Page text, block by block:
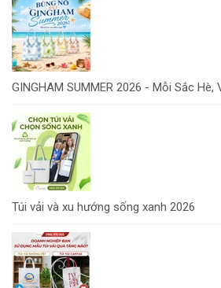
GINGHAM SUMMER 2026 - Mỗi Sắc Hè,
Túi vải và xu hướng sống xanh 2026